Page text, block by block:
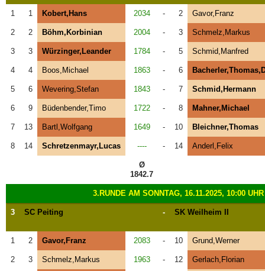
1 1 Kobert,Hans 2034 - 2 Gavor,Franz
2 2 Böhm,Korbinian 2004 - 3 Schmelz,Markus
3 3 Würzinger,Leander 1784 - 5 Schmid,Manfred
4 4 Boos,Michael 1863 - 6
5 6 Wevering,Stefan 1843 - 7 Schmid,Hermann
6 9 Büdenbender,Timo 1722 - 8 Mahner,Michael
7 13 Bartl,Wolfgang 1649 - 10 Bleichner,Thomas
8 14 Schretzenmayr,Lucas ---- - 14 Anderl,Felix
Ø
1842.7
3.RUNDE AM SONNTAG, 16.11.2025, 10:00 UHR
3 SC Peiting - SK Weilheim II
1 2 Gavor,Franz 2083 - 10 Grund,Werner
2 3 Schmelz,Markus 1963 - 12 Gerlach,Florian